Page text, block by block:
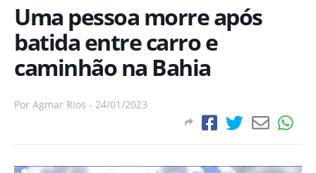
Uma pessoa morre após
batida entre carro e
caminhão na Bahia
Por Agmar Rios - 24/01/2023